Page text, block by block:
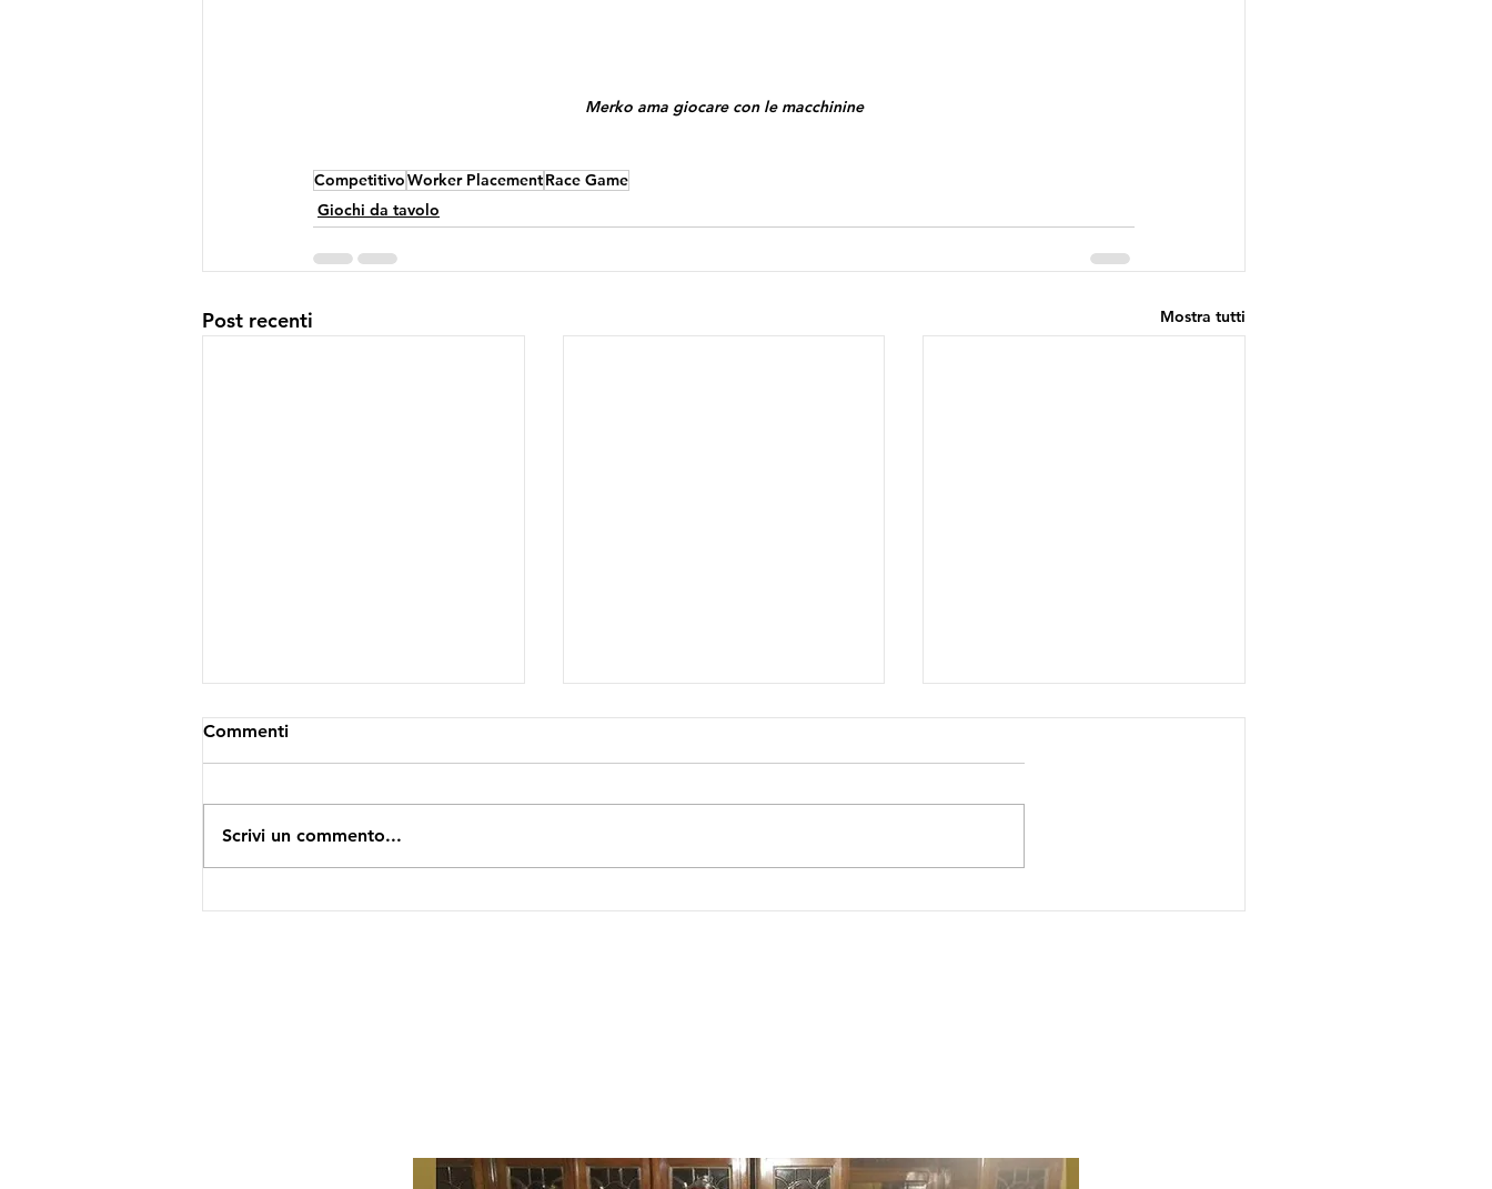
Merko ama giocare con le macchinine
CompetitivoWorker PlacementRace Game
Giochi da tavolo
Post recenti Mostra tutti
Anachrony
Commenti
Scrivi un commento...